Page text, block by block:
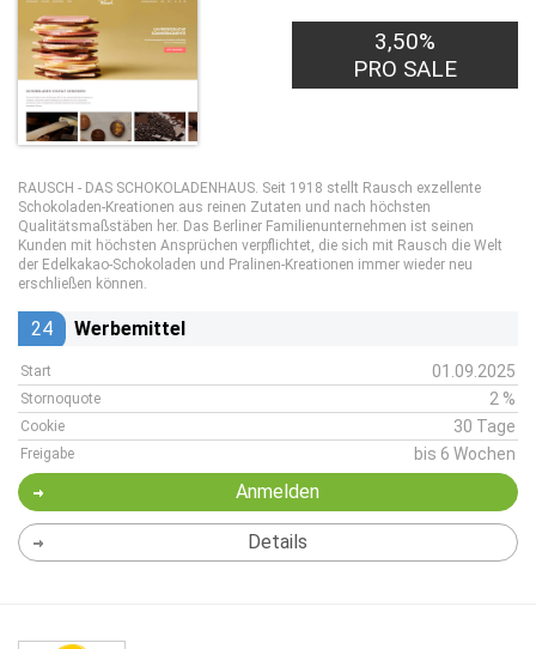
3,50%
PRO SALE
RAUSCH - DAS SCHOKOLADENHAUS. Seit 1918 stellt Rausch exzellente
Schokoladen-Kreationen aus reinen Zutaten und nach höchsten
Qualitätsmaßstäben her. Das Berliner Familienunternehmen ist seinen
Kunden mit höchsten Ansprüchen verpflichtet, die sich mit Rausch die Welt
der Edelkakao-Schokoladen und Pralinen-Kreationen immer wieder neu
erschließen können.
24 Werbemittel
Start 01.09.2025
Stornoquote 2 %
Cookie 30 Tage
Freigabe bis 6 Wochen
Anmelden
Details